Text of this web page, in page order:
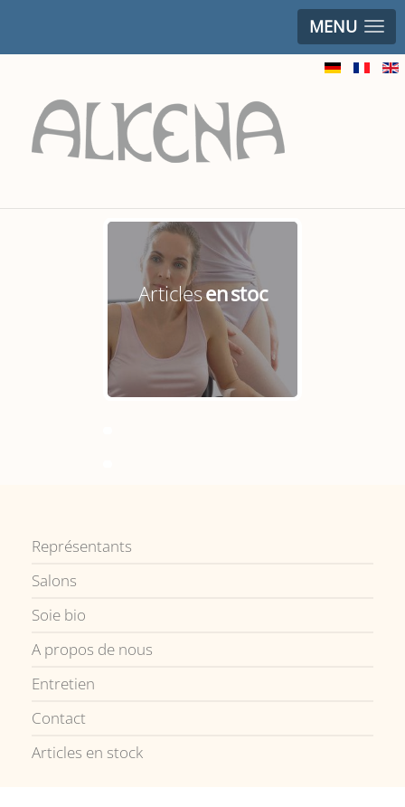
MENU
Articlesen stoc
Représentants
Salons
Soie bio
A propos de nous
Entretien
Contact
Articles en stock